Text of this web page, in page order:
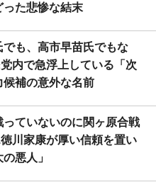
った悲惨な結末
でも、高市早苗氏でもな
内で急浮上している「次
候補の意外な名前
っていないのに関ヶ原合戦
川家康が厚い信頼を置い
悪人」